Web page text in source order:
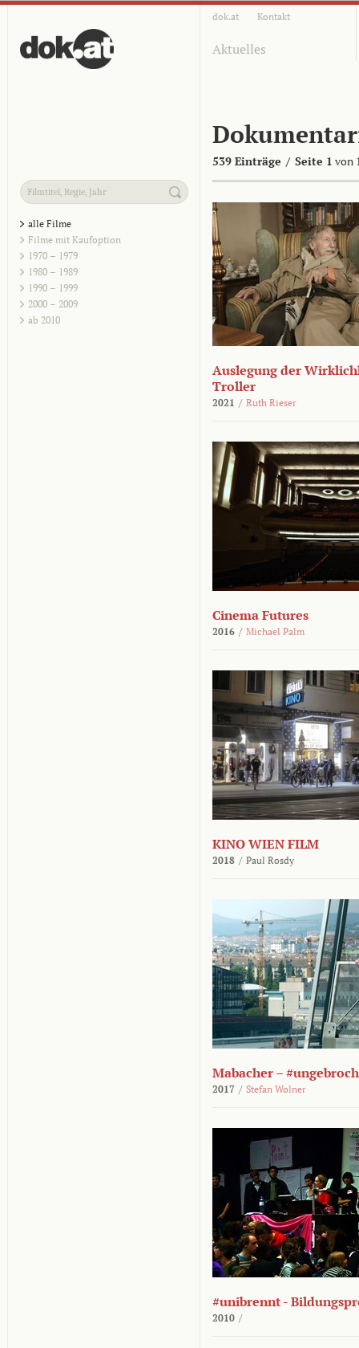
dok.at Kontakt
Aktuelles
539 Einträge / Seite 1 von
alle Filme
Filme mit Kaufoption
1970 – 1979
1980 – 1989
1990 – 1999
2000 – 2009
ab 2010
Auslegung der
Troller
2021 / Ruth Rieser
Cinema Futures
2016 / Michael Palm
KINO WIEN FILM
2018 / Paul Rosdy
Mabacher –
2017 / Stefan Wolner
#unibrennt -
2010 /